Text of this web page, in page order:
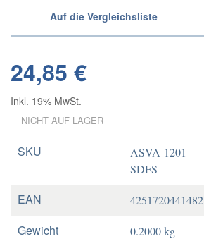
Auf die Vergleichsliste
24,85 €
Inkl. 19% MwSt.
NICHT AUF LAGER
SKU
ASVA-1201-
SDFS
EAN 4251720441482
Gewicht 0.2000 kg